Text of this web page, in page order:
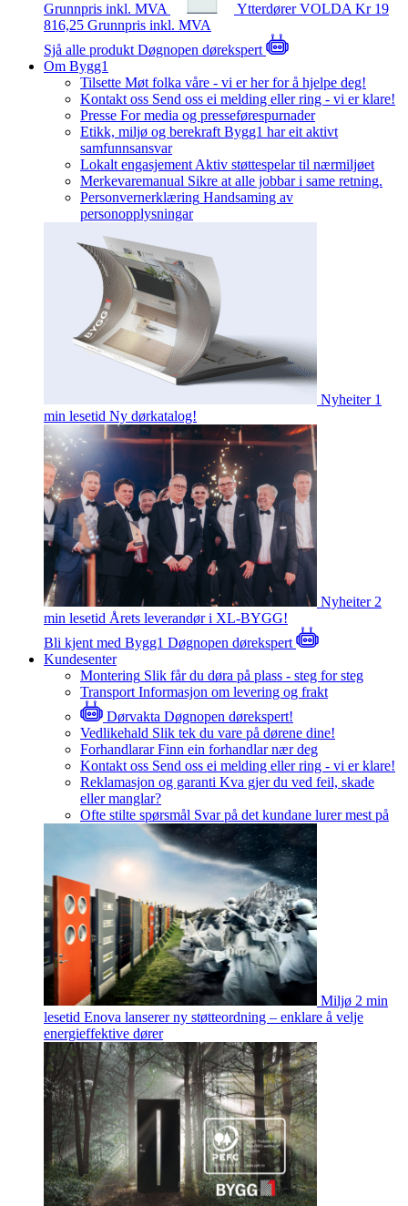
Grunnpris inkl. MVA YtterdørerVOLDA Kr 19
816,25 Grunnpris inkl. MVA
Sjå alle produkt Døgnopen dørekspert
Om Bygg1
Tilsette Møt folka våre - vi er her for å hjelpe deg!
Kontakt oss Send oss ei melding eller ring - vi er klare!
Presse For media og presseførespurnader
Etikk, miljø og berekraft Bygg1 har eit aktivt
samfunnsansvar
Lokalt engasjement Aktiv støttespelar til nærmiljøet
Merkevaremanual Sikre at alle jobbar i same retning.
Personvernerklæring Handsaming av
personopplysningar
Nyheiter 1
min lesetid Ny dørkatalog!
Nyheiter 2
min lesetid Årets leverandør i XL-BYGG!
Bli kjent med Bygg1 Døgnopen dørekspert
Kundesenter
Montering Slik får du døra på plass - steg for steg
Transport Informasjon om levering og frakt
Dørvakta Døgnopen dørekspert!
Vedlikehald Slik tek du vare på dørene dine!
Forhandlarar Finn ein forhandlar nær deg
Kontakt oss Send oss ei melding eller ring - vi er klare!
Reklamasjon og garanti Kva gjer du ved feil, skade
eller manglar?
Ofte stilte spørsmål Svar på det kundane lurer mest på
Miljø 2 min
lesetid Enova lanserer ny støtteordning – enklare å velje
energieffektive dører